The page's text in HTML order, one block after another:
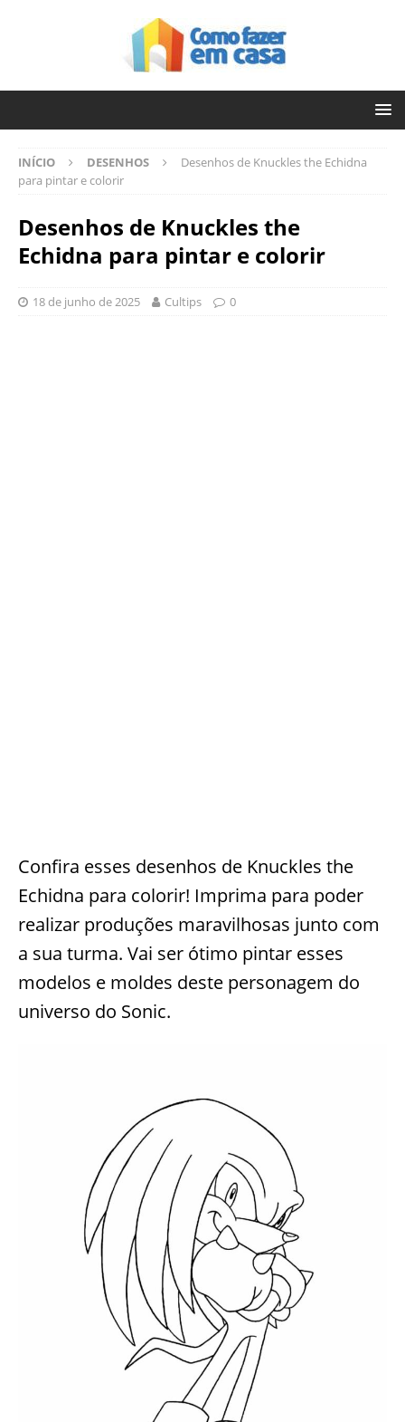
INÍCIO DESENHOS
Desenhos de Knuckles the Echidna
para pintar e colorir
Desenhos de Knuckles the
Echidna para pintar e colorir
18 de junho de 2025 Cultips 0
Confira esses desenhos de Knuckles the
Echidna para colorir! Imprima para poder
realizar produções maravilhosas junto com
a sua turma. Vai ser ótimo pintar esses
modelos e moldes deste personagem do
universo do Sonic.